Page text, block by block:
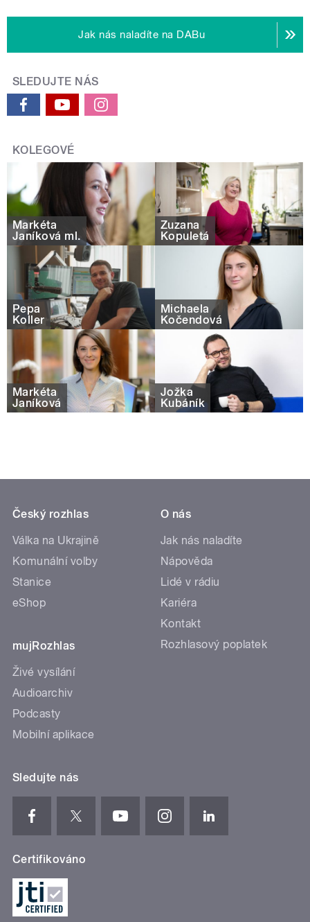
Jak nás naladíte na DABu
SLEDUJTE NÁS
KOLEGOVÉ
Markéta
Janíková ml.
Zuzana
Kopuletá
Pepa
Koller
Michaela
Kočendová
Markéta
Janíková
Jožka
Kubáník
Český rozhlas
Válka na Ukrajině
Komunální volby
Stanice
eShop
mujRozhlas
Živé vysílání
Audioarchiv
Podcasty
Mobilní aplikace
O nás
Jak nás naladíte
Nápověda
Lidé v rádiu
Kariéra
Kontakt
Rozhlasový poplatek
Sledujte nás
Certifikováno